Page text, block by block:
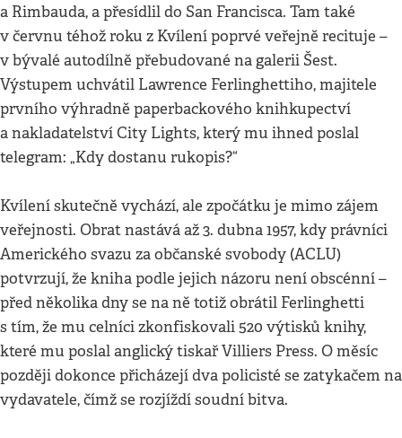
a Rimbauda, a přesídlil do San Francisca. Tam také
v červnu téhož roku z Kvílení poprvé veřejně recituje –
v bývalé autodílně přebudované na galerii Šest.
Výstupem uchvátil Lawrence Ferlinghettiho, majitele
prvního výhradně paperbackového knihkupectví
a nakladatelství City Lights, který mu ihned poslal
telegram: „Kdy dostanu rukopis?“
Kvílení skutečně vychází, ale zpočátku je mimo zájem
veřejnosti. Obrat nastává až 3. dubna 1957, kdy právníci
Amerického svazu za občanské svobody (ACLU)
potvrzují, že kniha podle jejich názoru není obscénní –
před několika dny se na ně totiž obrátil Ferlinghetti
s tím, že mu celníci zkonfiskovali 520 výtisků knihy,
které mu poslal anglický tiskař Villiers Press. O měsíc
později dokonce přicházejí dva policisté se zatykačem na
vydavatele, čímž se rozjíždí soudní bitva.